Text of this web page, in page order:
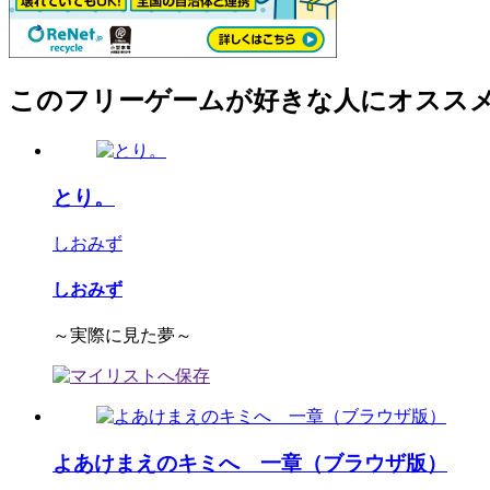
このフリーゲームが好きな人にオスス
とり。
しおみず
しおみず
～実際に見た夢～
よあけまえのキミへ 一章（ブラウザ版）